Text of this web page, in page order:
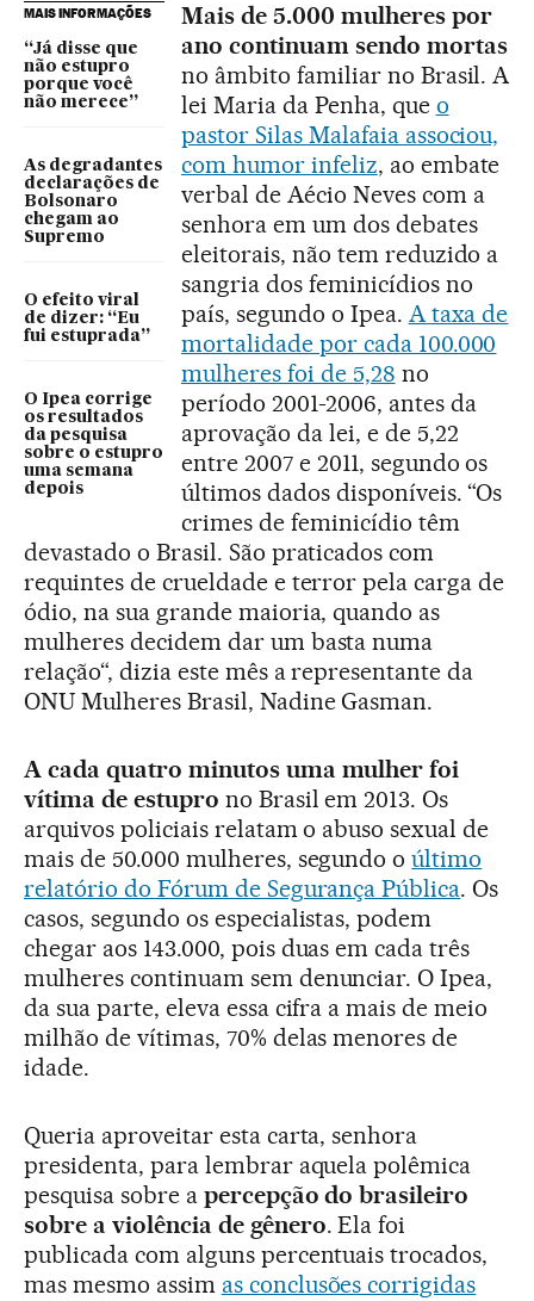
MAIS INFORMAÇÕES
“Já disse que
não estupro
porque você
não merece”
As degradantes
declarações de
Bolsonaro
chegam ao
Supremo
O efeito viral
de dizer: “Eu
fui estuprada”
O Ipea corrige
os resultados
da pesquisa
sobre o estupro
uma semana
depois
Mais de 5.000 mulheres por
ano continuam sendo mortas
no âmbito familiar no Brasil. A
lei Maria da Penha, que o
pastor Silas Malafaia associou,
com humor infeliz, ao embate
verbal de Aécio Neves com a
senhora em um dos debates
eleitorais, não tem reduzido a
sangria dos feminicídios no
país, segundo o Ipea. A taxa de
mortalidade por cada 100.000
mulheres foi de 5,28 no
período 2001-2006, antes da
aprovação da lei, e de 5,22
entre 2007 e 2011, segundo os
últimos dados disponíveis. “Os
crimes de feminicídio têm
devastado o Brasil. São praticados com
requintes de crueldade e terror pela carga de
ódio, na sua grande maioria, quando as
mulheres decidem dar um basta numa
relação“, dizia este mês a representante da
ONU Mulheres Brasil, Nadine Gasman.
A cada quatro minutos uma mulher foi
vítima de estupro no Brasil em 2013. Os
arquivos policiais relatam o abuso sexual de
mais de 50.000 mulheres­, segundo oúltimo
relatório do Fórum de Segurança Pública. Os
casos, segundo os especialistas, podem
chegar aos 143.000, pois duas em cada três
mulheres continuam sem denunciar. O Ipea,
da sua parte, eleva essa cifra a mais de meio
milhão de vítimas, 70% delas menores de
idade.
Queria aproveitar esta carta, senhora
presidenta, para lembrar aquela polêmica
pesquisa sobre a percepção do brasileiro
sobre a violência de gênero. Ela foi
publicada com alguns percentuais trocados,
mas mesmo assim as conclusões corrigidas